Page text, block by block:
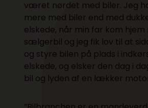
været nørdet med biler. Jeg
mere med biler end med
elskede, når min far kom hjem
sælgerbil og jeg fik lov til at
og styre bilen på plads i
elskede, og elsker den dag i
bil og lyden af en lækker